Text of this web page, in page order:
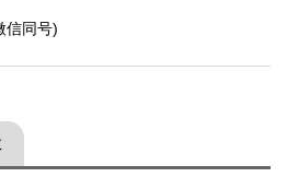
信同号)